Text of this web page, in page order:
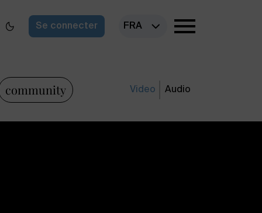
Se connecter FRA
community Video Audio